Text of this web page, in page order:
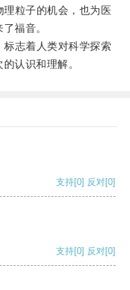
粒子的机会，也为医
福音。
志着人类对科学探索
认识和理解。
支持[0] 反对[0]
支持[0] 反对[0]